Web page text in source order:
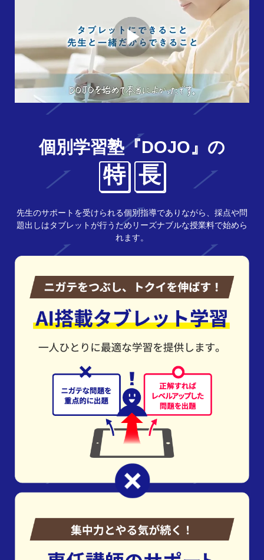
個別学習塾『DOJO』の
特 長
先生のサポートを受けられる個別指導でありながら、採点や問
題出しはタブレットが行うためリーズナブルな授業料で始めら
れます。